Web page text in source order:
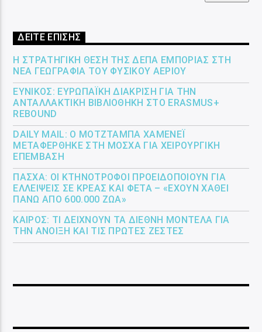
ΔΕΙΤΕ ΕΠΙΣΗΣ
Η ΣΤΡΑΤΗΓΙΚΉ ΘΈΣΗ ΤΗΣ ΔΕΠΑ ΕΜΠΟΡΊΑΣ ΣΤΗ
ΝΈΑ ΓΕΩΓΡΑΦΊΑ ΤΟΥ ΦΥΣΙΚΟΎ ΑΕΡΊΟΥ
ΕΎΝΙΚΟΣ: ΕΥΡΩΠΑΪΚΉ ΔΙΆΚΡΙΣΗ ΓΙΑ ΤΗΝ
ΑΝΤΑΛΛΑΚΤΙΚΉ ΒΙΒΛΙΟΘΉΚΗ ΣΤΟ ERASMUS+
REBOUND
DAILY MAIL: Ο ΜΟΤΖΤΆΜΠΑ ΧΑΜΕΝΕΪ́
ΜΕΤΑΦΈΡΘΗΚΕ ΣΤΗ ΜΌΣΧΑ ΓΙΑ ΧΕΙΡΟΥΡΓΙΚΉ
ΕΠΈΜΒΑΣΗ
ΠΆΣΧΑ: ΟΙ ΚΤΗΝΟΤΡΌΦΟΙ ΠΡΟΕΙΔΟΠΟΙΟΎΝ ΓΙΑ
ΕΛΛΕΊΨΕΙΣ ΣΕ ΚΡΈΑΣ ΚΑΙ ΦΈΤΑ – «ΈΧΟΥΝ ΧΑΘΕΊ
ΠΆΝΩ ΑΠΌ 600.000 ΖΏΑ»
ΚΑΙΡΌΣ: ΤΙ ΔΕΊΧΝΟΥΝ ΤΑ ΔΙΕΘΝΉ ΜΟΝΤΈΛΑ ΓΙΑ
ΤΗΝ ΆΝΟΙΞΗ ΚΑΙ ΤΙΣ ΠΡΏΤΕΣ ΖΈΣΤΕΣ